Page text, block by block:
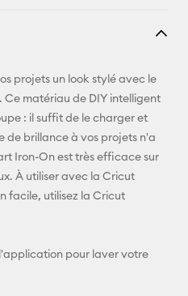
E-mail
Pinterest
Facebook
X
projets un look stylé avec le
matériau de DIY intelligent
: il suffit de le charger et
de brillance à vos projets n'a
Iron-On est très efficace sur
À utiliser avec la Cricut
facile, utilisez la Cricut
pour laver votre